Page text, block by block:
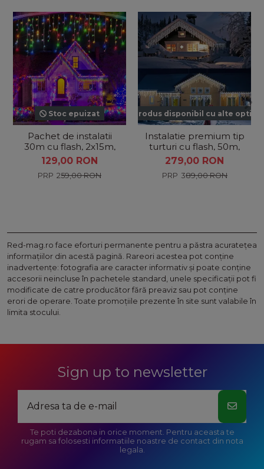
Stoc epuizat
Pachet de instalatii
30m cu flash, 2x15m,
600 LED-uri, exterior,
tip franjuri/ turturi...
129,00 RON
259,00 RON
Produs disponibil cu alte optiuni
Instalatie premium tip
turturi cu flash, 50m,
900 Led,
Interconectabilă, Fir
Alb,...
279,00 RON
389,00 RON
Red-mag.ro face eforturi permanente pentru a păstra acurateţea
informaţiilor din acestă pagină. Rareori acestea pot conţine
inadvertenţe: fotografia are caracter informativ şi poate conţine
accesorii neincluse în pachetele standard, unele specificaţii pot fi
modificate de catre producător fără preaviz sau pot conţine
erori de operare. Toate promoţiile prezente în site sunt valabile în
limita stocului.
Sign up to newsletter
Te poti dezabona in orice moment. Pentru aceasta te
rugam sa folosesti informatiile noastre de contact din nota
legala.